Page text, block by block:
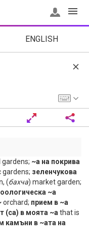
ENGLISH
gardens; ~а на покрива
gardens; зеленчукова
(бахча) market garden;
~а
orchard; прием в ~а
(са) в моята ~а that is
камъни в ~ата на